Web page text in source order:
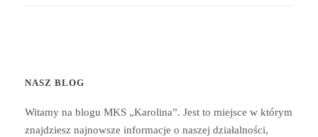
NASZ BLOG
Witamy na blogu MKS „Karolina”. Jest to miejsce w którym
znajdziesz najnowsze informacje o naszej działalności,